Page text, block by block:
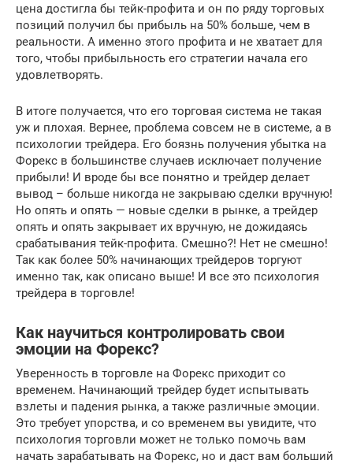
цена достигла бы тейк-профита и он по ряду торговых
позиций получил бы прибыль на 50% больше, чем в
реальности. А именно этого профита и не хватает для
того, чтобы прибыльность его стратегии начала его
удовлетворять.
В итоге получается, что его торговая система не такая
уж и плохая. Вернее, проблема совсем не в системе, а в
психологии трейдера. Его боязнь получения убытка на
Форекс в большинстве случаев исключает получение
прибыли! И вроде бы все понятно и трейдер делает
вывод – больше никогда не закрываю сделки вручную!
Но опять и опять — новые сделки в рынке, а трейдер
опять и опять закрывает их вручную, не дожидаясь
срабатывания тейк-профита. Смешно?! Нет не смешно!
Так как более 50% начинающих трейдеров торгуют
именно так, как описано выше! И все это психология
трейдера в торговле!
Как научиться контролировать свои
эмоции на Форекс?
Уверенность в торговле на Форекс приходит со
временем. Начинающий трейдер будет испытывать
взлеты и падения рынка, а также различные эмоции.
Это требует упорства, и со временем вы увидите, что
психология торговли может не только помочь вам
начать зарабатывать на Форекс, но и даст вам больший